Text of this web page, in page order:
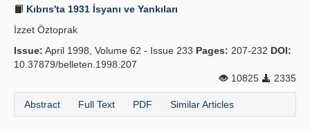
Kıbrıs'ta 1931 İsyanı ve Yankıları
İzzet Öztoprak
Issue: April 1998, Volume 62 - Issue 233 Pages: 207-232 DOI:
10.37879/belleten.1998.207
10825
2335
Abstract Full Text PDF Similar Articles